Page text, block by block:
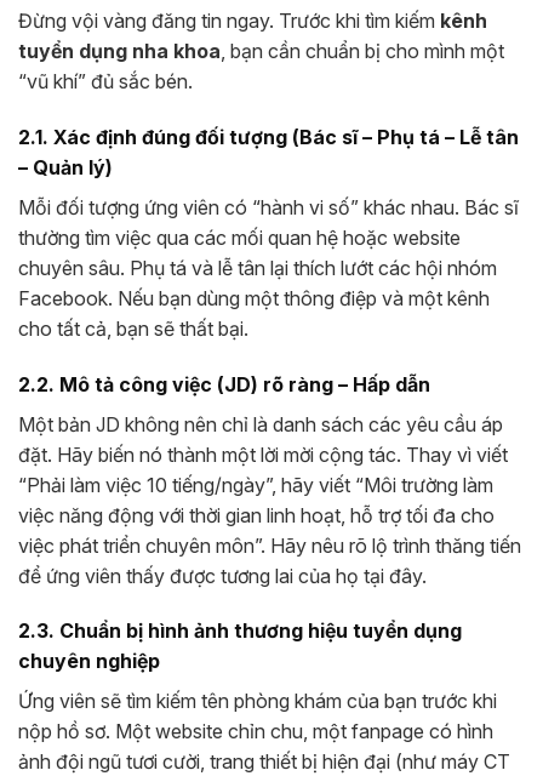
Đừng vội vàng đăng tin ngay. Trước khi tìm kiếm kênh
tuyển dụng nha khoa , bạn cần chuẩn bị cho mình một
“vũ khí” đủ sắc bén.
2.1. Xác định đúng đối tượng (Bác sĩ – Phụ tá – Lễ tân
– Quản lý)
Mỗi đối tượng ứng viên có “hành vi số” khác nhau. Bác sĩ
thường tìm việc qua các mối quan hệ hoặc website
chuyên sâu. Phụ tá và lễ tân lại thích lướt các hội nhóm
Facebook. Nếu bạn dùng một thông điệp và một kênh
cho tất cả, bạn sẽ thất bại.
2.2. Mô tả công việc (JD) rõ ràng – Hấp dẫn
Một bản JD không nên chỉ là danh sách các yêu cầu áp
đặt. Hãy biến nó thành một lời mời cộng tác. Thay vì viết
“Phải làm việc 10 tiếng/ngày”, hãy viết “Môi trường làm
việc năng động với thời gian linh hoạt, hỗ trợ tối đa cho
việc phát triển chuyên môn”. Hãy nêu rõ lộ trình thăng tiến
để ứng viên thấy được tương lai của họ tại đây.
2.3. Chuẩn bị hình ảnh thương hiệu tuyển dụng
chuyên nghiệp
Ứng viên sẽ tìm kiếm tên phòng khám của bạn trước khi
nộp hồ sơ. Một website chỉn chu, một fanpage có hình
ảnh đội ngũ tươi cười, trang thiết bị hiện đại (như máy CT